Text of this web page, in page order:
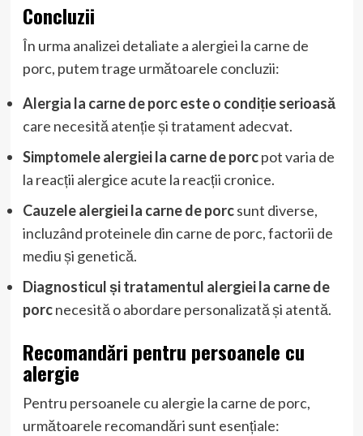
Concluzii
În urma analizei detaliate a alergiei la carne de
porc, putem trage următoarele concluzii:
Alergia la carne de porc este o condiție serioasă
care necesită atenție și tratament adecvat.
Simptomele alergiei la carne de porcpot varia de
la reacții alergice acute la reacții cronice.
Cauzele alergiei la carne de porcsunt diverse,
incluzând proteinele din carne de porc, factorii de
mediu și genetică.
Diagnosticul și tratamentul alergiei la carne de
porcnecesită o abordare personalizată și atentă.
Recomandări pentru persoanele cu
alergie
Pentru persoanele cu alergie la carne de porc,
următoarele recomandări sunt esențiale: